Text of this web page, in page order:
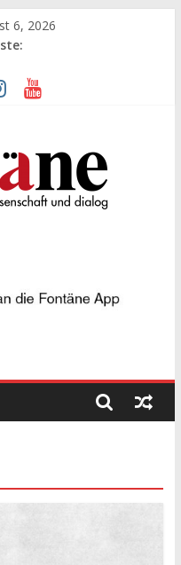
6, 2026
werden muss